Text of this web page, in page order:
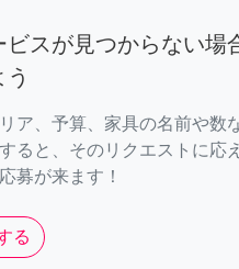
ビスが見つからない場
ア、予算、家具の名前や数
ると、そのリクエストに応
募が来ます！
る